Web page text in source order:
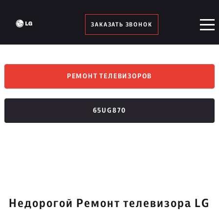
ЗАКАЗАТЬ ЗВОНОК
РЕМОНТ ТЕЛЕВИЗОРОВ
65UG870
Недорогой Ремонт телевизора LG